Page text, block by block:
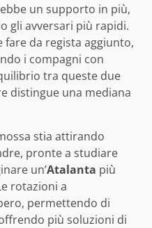
un supporto in più,
gli avversari più rapidi.
fare da regista aggiunto,
i compagni con
tra queste due
distingue una mediana
stia attirando
pronte a studiare
un’Atalanta più
rotazioni a
permettendo di
più soluzioni di